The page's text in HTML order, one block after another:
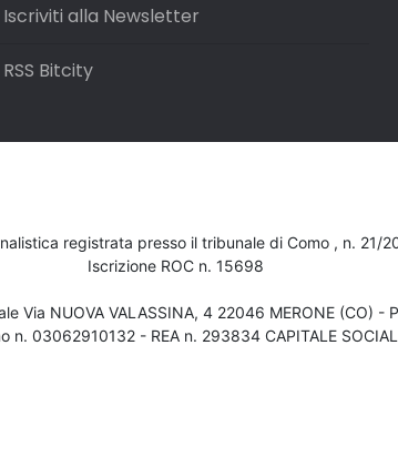
Iscriviti alla Newsletter
RSS Bitcity
registrata presso il tribunale di Como , n. 21/
Iscrizione ROC n. 15698
Via NUOVA VALASSINA, 4 22046 MERONE (CO) -
n. 03062910132 - REA n. 293834 CAPITALE